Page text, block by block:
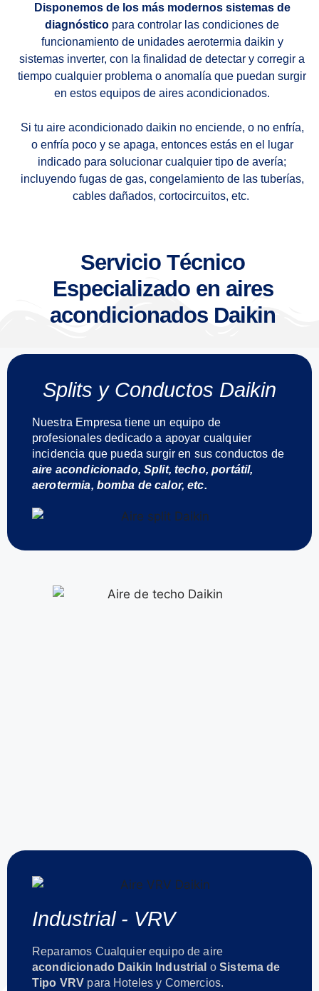
Servicio Técnico
Especializado en aires
acondicionados Daikin
Disponemos de los más modernos sistemas de
diagnóstico para controlar las condiciones de
funcionamiento de unidades aerotermia daikin y
sistemas inverter, con la finalidad de detectar y corregir a
tiempo cualquier problema o anomalía que puedan surgir
en estos equipos de aires acondicionados.
Si tu aire acondicionado daikin no enciende, o no enfría,
o enfría poco y se apaga, entonces estás en el lugar
indicado para solucionar cualquier tipo de avería;
incluyendo fugas de gas, congelamiento de las tuberías,
cables dañados, cortocircuitos, etc.
Splits y Conductos Daikin
Nuestra Empresa tiene un equipo de
profesionales dedicado a apoyar cualquier
incidencia que pueda surgir en sus conductos de
aire acondicionado, Split, techo, portátil,
aerotermia, bomba de calor, etc.
Industrial - VRV
Reparamos Cualquier equipo de aire
acondicionado Daikin Industrial oSistema de
Tipo VRV para Hoteles y Comercios.